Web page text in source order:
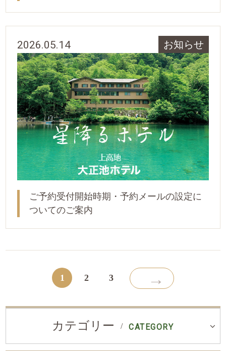
2026.05.14 お知らせ
ご予約受付開始時期・予約メールの設定に
ついてのご案内
1 2 3 →
カテゴリー CATEGORY